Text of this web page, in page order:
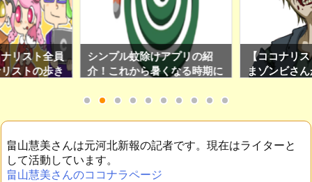
プリの紹
なる時期に
【ココナリスト列伝】かゆう
まゾンビさんが大事にしてい
ナリスト限定Twitter運用サ
【ココナリ
余裕があり
畠山慧美さんは元河北新報の記者です。現在はライターと
して活動しています。
畠山慧美さんのココナラページ